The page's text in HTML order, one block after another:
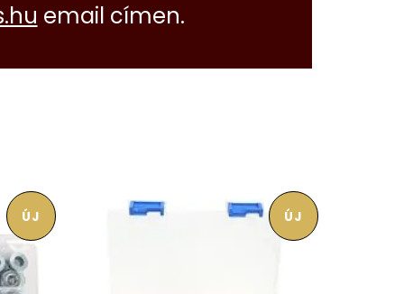
email címen.
ÚJ ÚJ